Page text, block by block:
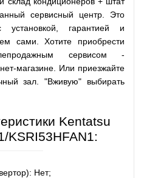
сервисный центр. Это
гарантией и
сами. Хотите приобрести
сервисом -
магазине. Или приезжайте
зал. "Вживую" выбирать
Kentatsu
KSRI53HFAN1:
Нет;